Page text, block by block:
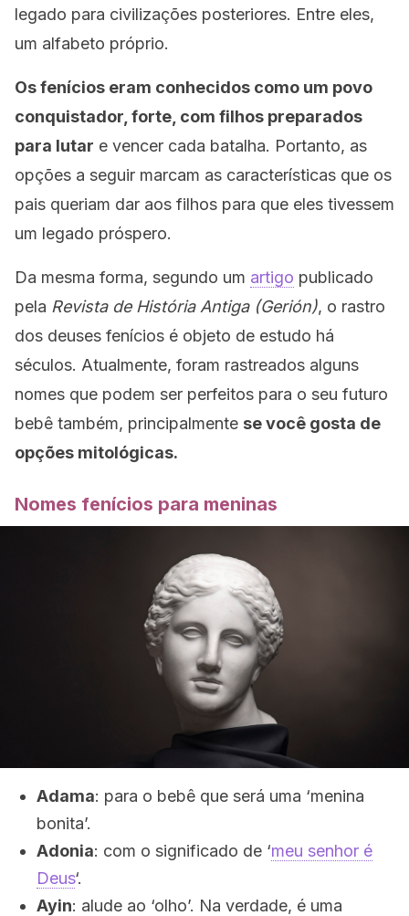
legado para civilizações posteriores. Entre eles,
um alfabeto próprio.
Os fenícios eram conhecidos como um povo
conquistador, forte, com filhos preparados
para lutar e vencer cada batalha. Portanto, as
opções a seguir marcam as características que os
pais queriam dar aos filhos para que eles tivessem
um legado próspero.
Da mesma forma, segundo um artigo publicado
pela Revista de História Antiga (Gerión), o rastro
dos deuses fenícios é objeto de estudo há
séculos. Atualmente, foram rastreados alguns
nomes que podem ser perfeitos para o seu futuro
bebê também, principalmente se você gosta de
opções mitológicas.
Nomes fenícios para meninas
Adama: para o bebê que será uma ‘menina
bonita’.
Adonia: com o significado de ‘meu senhor é
Deus‘.
Ayin: alude ao ‘olho’. Na verdade, é uma